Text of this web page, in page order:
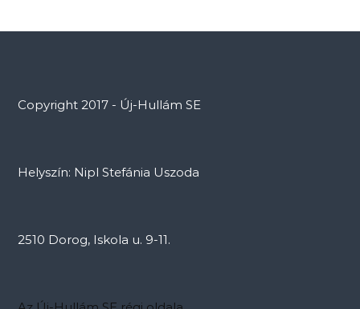
Copyright 2017 - Új-Hullám SE
Helyszín: Nipl Stefánia Uszoda
2510 Dorog, Iskola u. 9-11.